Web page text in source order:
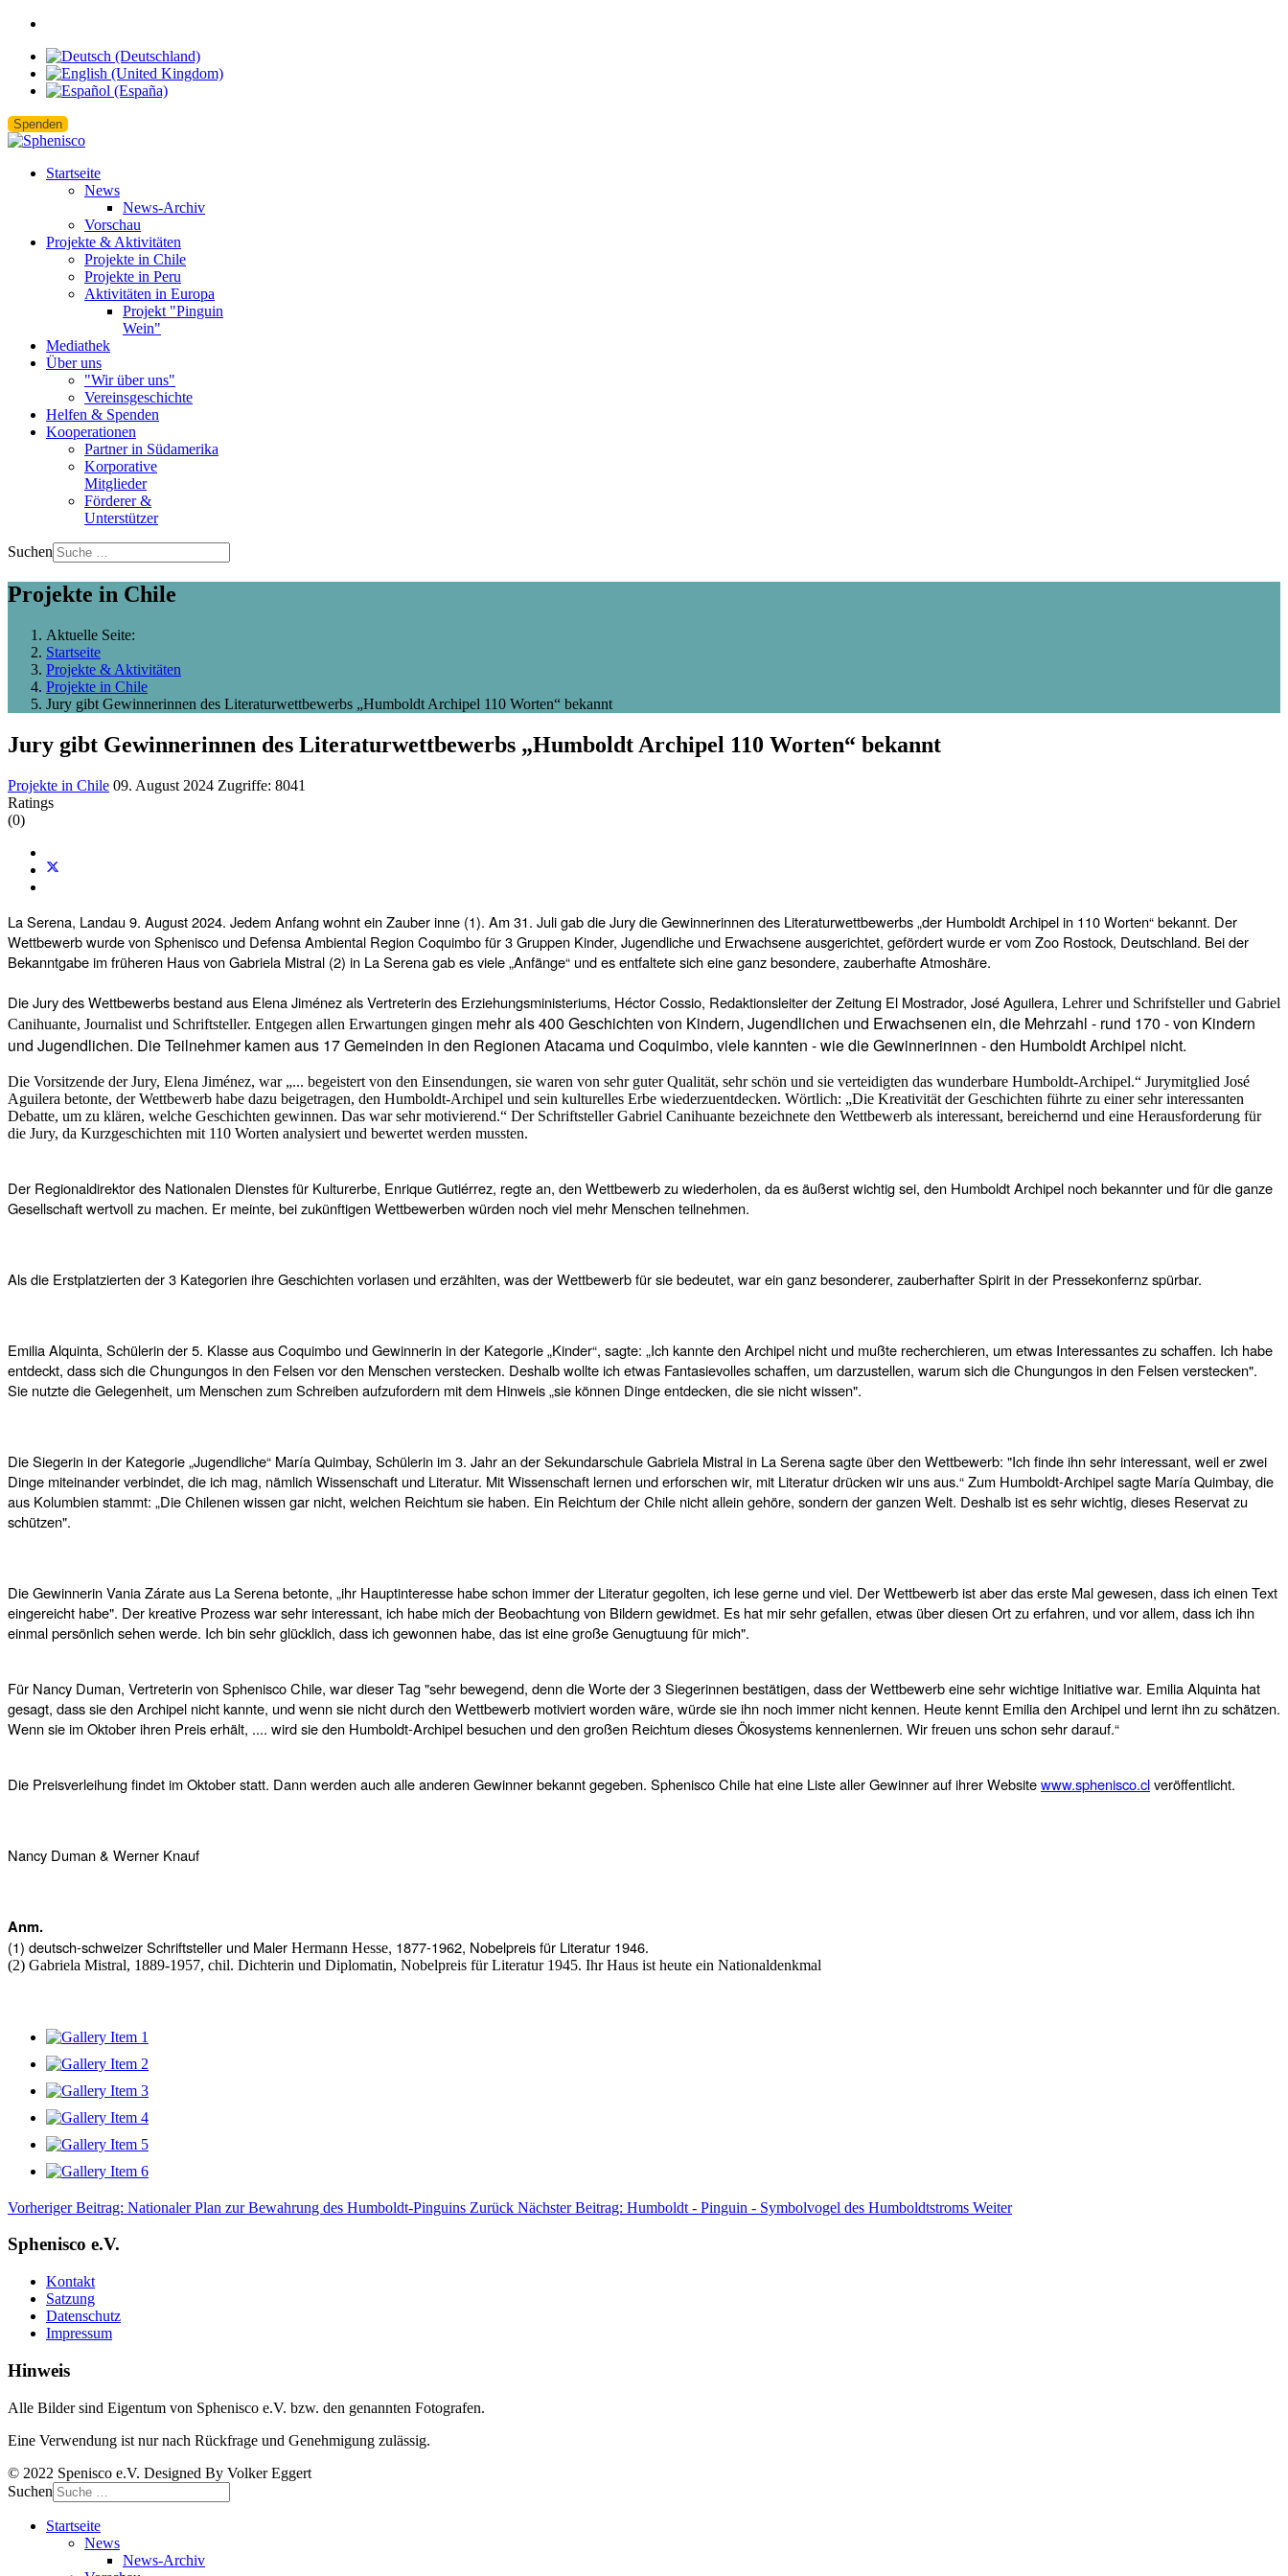
Spenden
Startseite
News
News-Archiv
Vorschau
Projekte & Aktivitäten
Projekte in Chile
Projekte in Peru
Aktivitäten in Europa
Projekt "Pinguin
Wein"
Mediathek
Über uns
"Wir über uns"
Vereinsgeschichte
Helfen & Spenden
Kooperationen
Partner in Südamerika
Korporative
Mitglieder
Förderer &
Unterstützer
Suchen
Projekte in Chile
Aktuelle Seite:
Startseite
Projekte & Aktivitäten
Projekte in Chile
Jury gibt Gewinnerinnen des Literaturwettbewerbs „Humboldt Archipel 110 Worten“ bekannt
Jury gibt Gewinnerinnen des Literaturwettbewerbs „Humboldt Archipel 110 Worten“ bekannt
Projekte in Chile 09. August 2024 Zugriffe: 8041
Ratings
(0)
La Serena, Landau 9. August 2024. Jedem Anfang wohnt ein Zauber inne (1). Am 31. Juli gab die Jury die Gewinnerinnen des Literaturwettbewerbs „der Humboldt Archipel in 110 Worten“ bekannt. Der
Wettbewerb wurde von Sphenisco und Defensa Ambiental Region Coquimbo für 3 Gruppen Kinder, Jugendliche und Erwachsene ausgerichtet, gefördert wurde er vom Zoo Rostock, Deutschland. Bei der
Bekanntgabe im früheren Haus von Gabriela Mistral (2) in La Serena gab es viele „Anfänge“ und es entfaltete sich eine ganz besondere, zauberhafte Atmoshäre.
Die Jury des Wettbewerbs bestand aus Elena Jiménez als Vertreterin des Erziehungsministeriums, Héctor Cossio, Redaktionsleiter der Zeitung El Mostrador, José Aguilera, Lehrer und Schrifstellerund Gabriel
Canihuante, Journalist und Schriftsteller. Entgegen allen Erwartungen gingen mehr als 400 Geschichten von Kindern, Jugendlichen und Erwachsenen ein, die Mehrzahl - rund 170 - von Kindern
und Jugendlichen. Die Teilnehmer kamen aus 17 Gemeinden in den Regionen Atacama und Coquimbo, viele kannten - wie die Gewinnerinnen - den Humboldt Archipel nicht.
Die Vorsitzende der Jury, Elena Jiménez, war „... begeistert von den Einsendungen, sie waren von sehr guter Qualität, sehr schön und sie verteidigten das wunderbare Humboldt-Archipel.“ Jurymitglied José
Aguilera betonte, der Wettbewerb habe dazu beigetragen, den Humboldt-Archipel und sein kulturelles Erbe wiederzuentdecken. Wörtlich: „Die Kreativität der Geschichten führte zu einer sehr interessanten
Debatte, um zu klären, welche Geschichten gewinnen. Das war sehr motivierend.“ Der Schriftsteller Gabriel Canihuante bezeichnete den Wettbewerb als interessant, bereichernd und eine Herausforderung für
die Jury, da Kurzgeschichten mit 110 Worten analysiert und bewertet werden mussten.
Der Regionaldirektor des Nationalen Dienstes für Kulturerbe, Enrique Gutiérrez, regte an, den Wettbewerb zu wiederholen, da es äußerst wichtig sei, den Humboldt Archipel noch bekannter und für die ganze
Gesellschaft wertvoll zu machen. Er meinte, bei zukünftigen Wettbewerben würden noch viel mehr Menschen teilnehmen.
Als die Erstplatzierten der 3 Kategorien ihre Geschichten vorlasen und erzählten, was der Wettbewerb für sie bedeutet, war ein ganz besonderer, zauberhafter Spirit in der Pressekonfernz spürbar.
Emilia Alquinta, Schülerin der 5. Klasse aus Coquimbo und Gewinnerin in der Kategorie „Kinder“, sagte: „Ich kannte den Archipel nicht und mußte recherchieren, um etwas Interessantes zu schaffen. Ich habe
entdeckt, dass sich die Chungungos in den Felsen vor den Menschen verstecken. Deshalb wollte ich etwas Fantasievolles schaffen, um darzustellen, warum sich die Chungungos in den Felsen verstecken".
Sie nutzte die Gelegenheit, um Menschen zum Schreiben aufzufordern mit dem Hinweis „sie können Dinge entdecken, die sie nicht wissen".
Die Siegerin in der Kategorie „Jugendliche“ María Quimbay, Schülerin im 3. Jahr an der Sekundarschule Gabriela Mistral in La Serena sagte über den Wettbewerb: "Ich finde ihn sehr interessant, weil er zwei
Dinge miteinander verbindet, die ich mag, nämlich Wissenschaft und Literatur. Mit Wissenschaft lernen und erforschen wir, mit Literatur drücken wir uns aus.“ Zum Humboldt-Archipel sagte María Quimbay, die
aus Kolumbien stammt: „Die Chilenen wissen gar nicht, welchen Reichtum sie haben. Ein Reichtum der Chile nicht allein gehöre, sondern der ganzen Welt. Deshalb ist es sehr wichtig, dieses Reservat zu
schützen".
Die Gewinnerin Vania Zárate aus La Serena betonte, „ihr Hauptinteresse habe schon immer der Literatur gegolten, ich lese gerne und viel. Der Wettbewerb ist aber das erste Mal gewesen, dass ich einen Text
eingereicht habe". Der kreative Prozess war sehr interessant, ich habe mich der Beobachtung von Bildern gewidmet. Es hat mir sehr gefallen, etwas über diesen Ort zu erfahren, und vor allem, dass ich ihn
einmal persönlich sehen werde. Ich bin sehr glücklich, dass ich gewonnen habe, das ist eine große Genugtuung für mich".
Für Nancy Duman, Vertreterin von Sphenisco Chile, war dieser Tag "sehr bewegend, denn die Worte der 3 Siegerinnen bestätigen, dass der Wettbewerb eine sehr wichtige Initiative war. Emilia Alquinta hat
gesagt, dass sie den Archipel nicht kannte, und wenn sie nicht durch den Wettbewerb motiviert worden wäre, würde sie ihn noch immer nicht kennen. Heute kennt Emilia den Archipel und lernt ihn zu schätzen.
Wenn sie im Oktober ihren Preis erhält, .... wird sie den Humboldt-Archipel besuchen und den großen Reichtum dieses Ökosystems kennenlernen. Wir freuen uns schon sehr darauf.“
Die Preisverleihung findet im Oktober statt. Dann werden auch alle anderen Gewinner bekannt gegeben. Sphenisco Chile hat eine Liste aller Gewinner auf ihrer Websitewww.sphenisco.clveröffentlicht.
Nancy Duman & Werner Knauf
Anm.
(1) deutsch-schweizer Schriftsteller und Maler Hermann Hesse, 1877-1962, Nobelpreis für Literatur 1946.
(2) Gabriela Mistral, 1889-1957, chil. Dichterin und Diplomatin, Nobelpreis für Literatur 1945. Ihr Haus ist heute ein Nationaldenkmal
Vorheriger Beitrag: Nationaler Plan zur Bewahrung des Humboldt-Pinguins Zurück Nächster Beitrag: Humboldt - Pinguin - Symbolvogel des Humboldtstroms Weiter
Sphenisco e.V.
Kontakt
Satzung
Datenschutz
Impressum
Hinweis
Alle Bilder sind Eigentum von Sphenisco e.V. bzw. den genannten Fotografen.
Eine Verwendung ist nur nach Rückfrage und Genehmigung zulässig.
© 2022 Spenisco e.V. Designed By Volker Eggert
Suchen
Startseite
News
News-Archiv